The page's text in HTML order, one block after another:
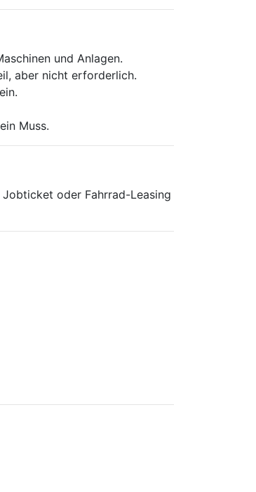
und Anlagen.
aber nicht erforderlich.
Muss.
oder Fahrrad-Leasing